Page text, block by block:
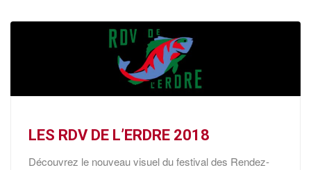
LES RDV DE L’ERDRE 2018
Découvrez le nouveau visuel du festival des Rendez-